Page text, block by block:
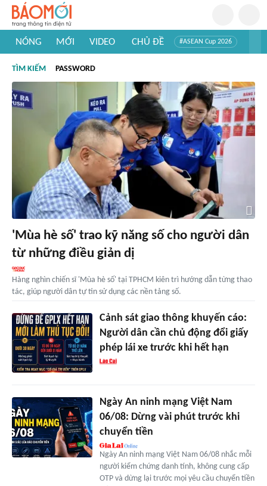
NÓNG MỚI VIDEO CHỦ ĐỀ #ASEAN Cup 2026
#Khám phá thế giới
TÌM KIẾM PASSWORD
'Mùa hè số' trao kỹ năng số cho người dân
từ những điều giản dị
Hàng nghìn chiến sĩ 'Mùa hè số' tại TPHCM kiên trì hướng dẫn từng thao
tác, giúp người dân tự tin sử dụng các nền tảng số.
Cảnh sát giao thông khuyến cáo:
Người dân cần chủ động đổi giấy
phép lái xe trước khi hết hạn
Ngày An ninh mạng Việt Nam
06/08: Dừng vài phút trước khi
chuyển tiền
Ngày An ninh mạng Việt Nam 06/08 nhắc mỗi
người kiểm chứng danh tính, không cung cấp
OTP và dừng lại trước mọi yêu cầu chuyển tiền